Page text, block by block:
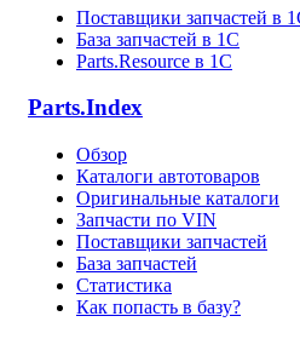
Поставщики запчастей в
База запчастей в 1С
Parts.Resource в 1C
Parts.Index
Обзор
Каталоги автотоваров
Оригинальные каталоги
Запчасти по VIN
Поставщики запчастей
База запчастей
Статистика
Как попасть в базу?